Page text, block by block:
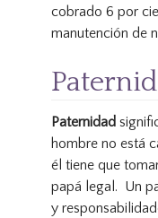
cobrado 6 por
manutención de
Paternidad
hombre no está
él tiene que
papá legal. Un
y